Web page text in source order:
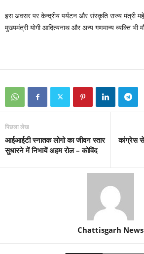
इस अवसर पर केन्द्रीय पर्यटन और संस्कृति राज्य मंत्री
मुख्यमंत्री योगी आदित्यनाथ और अन्य गणमान्य व्यक्ति भी
पिछला लेख
आईआईटी स्नातक लोगो का जीवन स्तार
सुधारने में निभायें अहम रोल – कोविंद
कांग्रेस
Chattisgarh News